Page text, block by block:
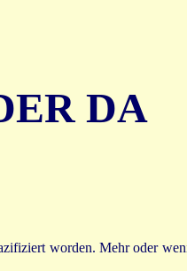
DA
worden. Mehr oder